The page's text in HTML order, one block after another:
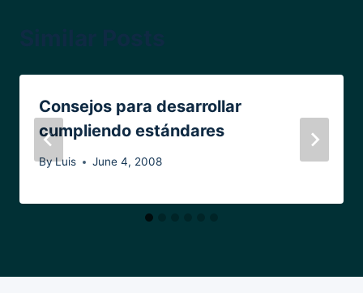
Consejos para desarrollar
cumpliendo estándares
ByLuis June 4, 2008